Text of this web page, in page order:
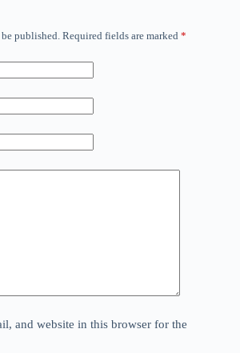
published. Required fields are marked *
and website in this browser for the